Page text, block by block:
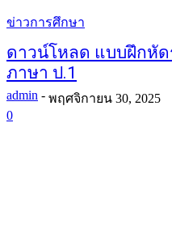
ข่าวการศึกษา
ดาวน์โหลด แบบฝึกหั
ภาษา ป.1
admin - พฤศจิกายน 30, 2025
0